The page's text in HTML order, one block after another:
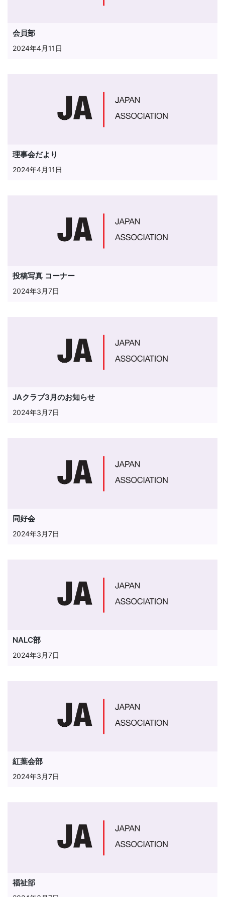
会員部
2024年4月11日
理事会だより
2024年4月11日
投稿写真 コーナー
2024年3月7日
JAクラブ3月のお知らせ
2024年3月7日
同好会
2024年3月7日
NALC部
2024年3月7日
紅葉会部
2024年3月7日
福祉部